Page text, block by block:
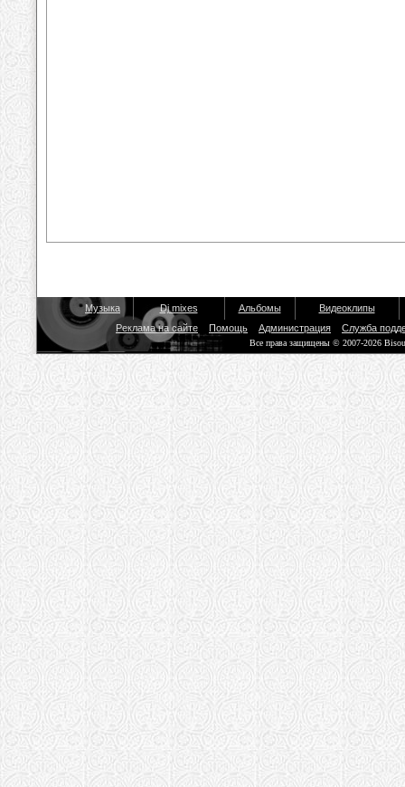
Музыка Dj mixes Альбомы
Видеоклипы
Реклама на сайте
Помощь Администрация Служба
Все права защищены © 2007-2026